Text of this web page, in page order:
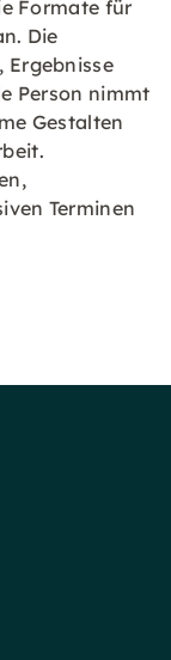
Formate für
Die
Ergebnisse
Person nimmt
Gestalten
Terminen